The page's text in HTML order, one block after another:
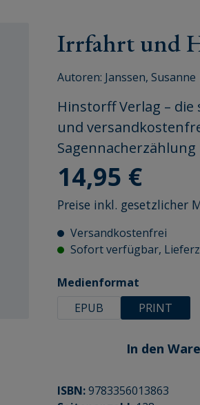
Irrfahrt und
Autoren: Janssen, Susanne
Hinstorff Verlag –
und
Regulärer Preis:
14,95 €
Preise inkl. gesetzlicher
Versandkostenfrei
Sofort verfügbar,
Medienformat
EPUB
PRINT
In den
ISBN:9783356013863